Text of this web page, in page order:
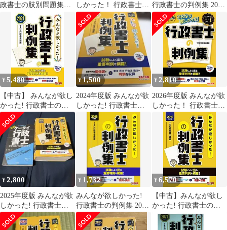
政書士の肢別問題集
2024年度版
しかった！ 行政書士の
判例集【確認用練習問
題も掲載/憲法・民法・
行政法・商法の判例を
収録/行政書士試験対
策】(TAC出版) (みんな
が欲しかった！行政書
士シリーズ)
行政書士の判例集 2021
年度 (みんなが欲しか
った! シリーズ)
¥5,480
【中古】 みんなが欲し
かった! 行政書士の判
例集 2021年度 (みんな
が欲しかった! シリー
ズ)
¥1,500
2024年度版 みんなが欲
しかった! 行政書士の
判例集
¥ 2,810
2026年度版 みんなが欲
しかった！ 行政書士の
判例集【確認用練習問
題も掲載/憲法・民法・
行政法・商法の判例を
収録/行政書士試験対
策】(TAC出版) (みんな
が欲しかった！行政書
士シリーズ) d6000
¥2,800
2025年度版 みんなが欲
しかった! 行政書士の
判例集2025年ケータイ
行政書士
¥ 1,732
みんなが欲しかった!
行政書士の判例集 2018
年度 (みんなが欲しか
った! シリーズ)
¥6,570
【中古】みんなが欲し
かった! 行政書士の判
例集 2019年度 (みんな
が欲しかった! シリー